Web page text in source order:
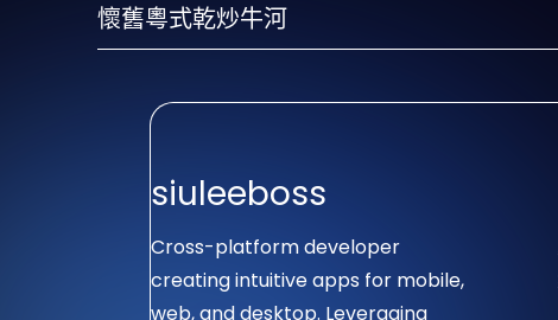
懷舊粵式乾炒牛河
siuleeboss
Cross-platform developer
creating intuitive apps for mobile,
web, and desktop. Leveraging